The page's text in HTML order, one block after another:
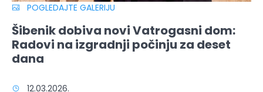
POGLEDAJTE GALERIJU
Šibenik dobiva novi Vatrogasni dom:
Radovi na izgradnji počinju za deset
dana
12.03.2026.